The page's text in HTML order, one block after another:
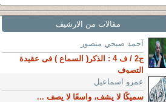
مقالات من الارشيف
آحمد صبحي منصور
ج2 / ف 4 : الذكر( السماع ) فى عقيدة
التصوف
عمرو اسماعيل
سميكًا لا يشف، واسعًا لا يصف ...